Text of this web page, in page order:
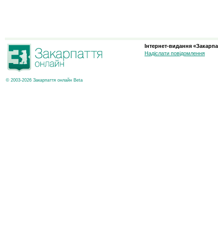
© 2003-2026 Закарпаття онлайн Beta
Інтернет-видання
Надіслати повідомлення